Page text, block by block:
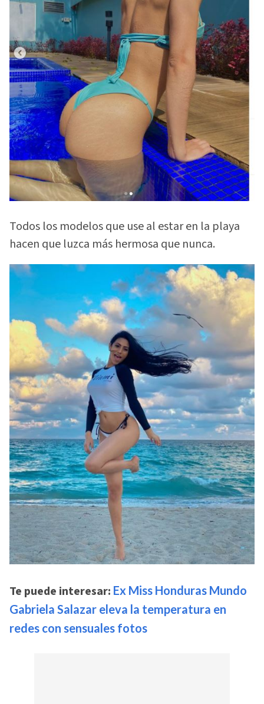
Todos los modelos que use al estar en la playa
hacen que luzca más hermosa que nunca.
Te puede interesar: Ex Miss Honduras Mundo
Gabriela Salazar eleva la temperatura en
redes con sensuales fotos